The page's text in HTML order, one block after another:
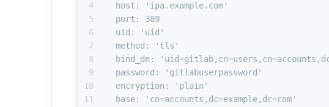
4
5
6
7
8
9
10
11
  host: 'ipa.example.com'
  port: 389
  uid: 'uid'
  method: 'tls'
bind_dn:
  password: 'gitlabuserpassword'
  encryption: 'plain'
  base: 'cn=accounts,dc=example,dc=com'